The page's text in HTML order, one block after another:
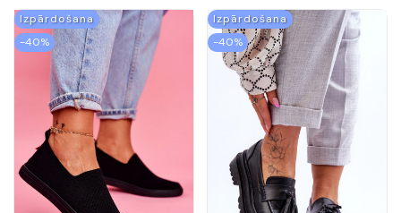
melnas krāsas
Izpārdošana
-40%
Izpārdošana
-40%